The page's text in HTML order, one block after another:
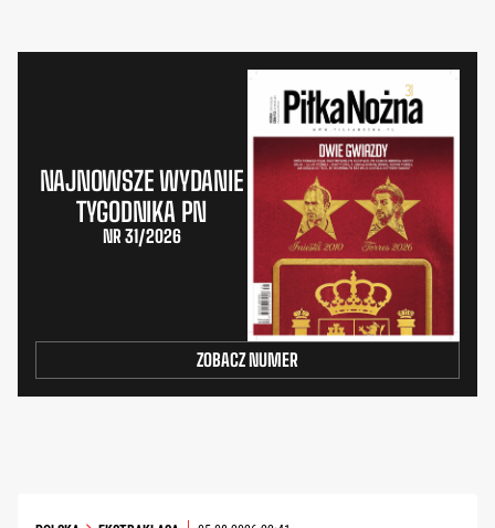
NAJNOWSZE WYDANIE
TYGODNIKA PN
NR 31/2026
ZOBACZ NUMER